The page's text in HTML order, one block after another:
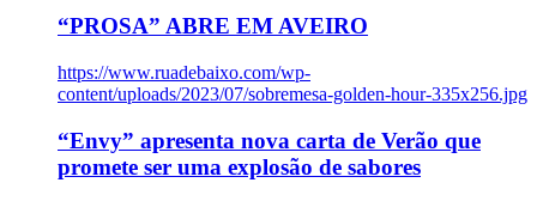
“PROSA” ABRE EM AVEIRO
https://www.ruadebaixo.com/wp-
content/uploads/2023/07/sobremesa-golden-hour-335x256.jpg
“Envy” apresenta nova carta de Verão que
promete ser uma explosão de sabores